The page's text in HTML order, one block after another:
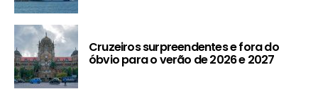
Cruzeiros surpreendentes e fora do
óbvio para o verão de 2026 e 2027